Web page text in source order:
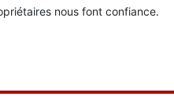
nous font confiance.